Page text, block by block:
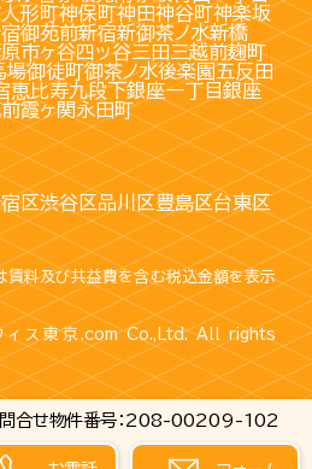
合せ物件番号：208-00209-102
人形町神保町神田神谷町神楽坂
御苑前新宿新御茶ノ水新橋
市ヶ谷四ッ谷三田三越前麹町
場御徒町御茶ノ水後楽園五反田
恵比寿九段下銀座一丁目銀座
霞ヶ関永田町
区渋谷区品川区豊島区台東区
賃料及び共益費を含む税込金額を表示
ィス東京.comCo.,Ltd. All rights